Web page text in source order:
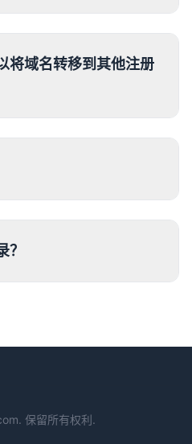
将域名转移到其他注册
？
保留所有权利.